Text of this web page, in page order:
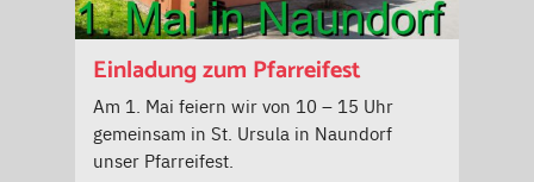
Einladung zum Pfarreifest
Am 1. Mai feiern wir von 10 – 15 Uhr
gemeinsam in St. Ursula in Naundorf
unser Pfarreifest.